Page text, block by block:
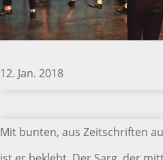
12. Jan. 2018
Mit bunten, aus Zeitschriften